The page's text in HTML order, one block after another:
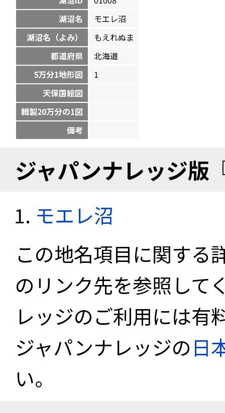
湖沼名
モエレ沼
湖沼名（よみ）
もえれぬま
都道府県
北海道
5万分1地形図
1
天保国絵図
輯製20万分の1図
備考
ジャパンナレッジ版
モエレ沼
この地名項目に関する
のリンク先を参照して
レッジのご利用には有
ジャパンナレッジの日
い。